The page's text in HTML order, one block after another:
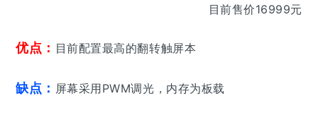
目前售价16999元
优点： 目前配置最高的翻转触屏本
缺点： 屏幕采用PWM调光，内存为板载